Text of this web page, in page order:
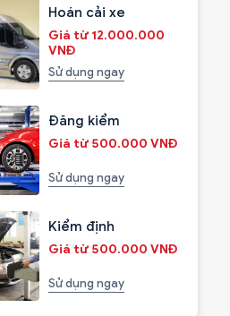
Hoán cải xe
Giá từ 12.000.000
VNĐ
Sử dụng ngay
Đăng kiểm
Giá từ 500.000 VNĐ
Sử dụng ngay
Kiểm định
Giá từ 500.000 VNĐ
Sử dụng ngay